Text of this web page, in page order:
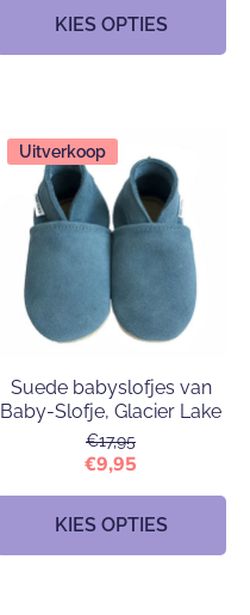
KIES OPTIES
Uitverkoop
Suede babyslofjes van
Baby-Slofje, Glacier Lake
€17,95
€9,95
KIES OPTIES